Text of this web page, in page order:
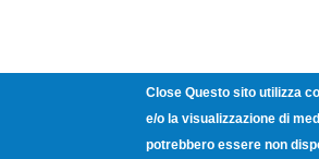
Close Questo sito utilizza
e/o la visualizzazione di
potrebbero essere non